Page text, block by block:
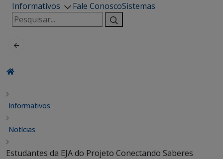
Informativos
Fale ConoscoSistemas
Pesquisar
por:
Informativos
Notícias
Estudantes da EJA do Projeto Conectando Saberes